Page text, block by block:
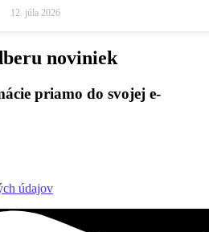
12. júla 2026
noviniek
priamo do svojej e-
údajov